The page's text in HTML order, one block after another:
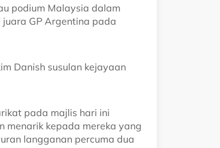
podium Malaysia dalam
GP Argentina pada
Danish susulan kejayaan
pada majlis hari ini
menarik kepada mereka yang
langganan percuma dua